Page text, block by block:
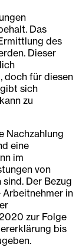
Das
des
Dieser
doch für diesen
sich
zu
Nachzahlung
eine
im
von
Der Bezug
in
zur Folge
bis